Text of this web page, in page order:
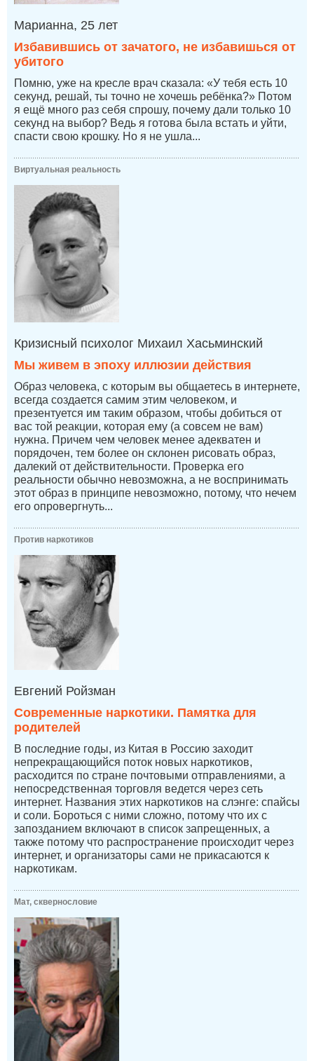
Марианна, 25 лет
Избавившись от зачатого, не избавишься от
убитого
Помню, уже на кресле врач сказала: «У тебя есть 10
секунд, решай, ты точно не хочешь ребёнка?» Потом
я ещё много раз себя спрошу, почему дали только 10
секунд на выбор? Ведь я готова была встать и уйти,
спасти свою крошку. Но я не ушла...
Виртуальная реальность
Кризисный психолог Михаил Хасьминский
Мы живем в эпоху иллюзии действия
Образ человека, с которым вы общаетесь в интернете,
всегда создается самим этим человеком, и
презентуется им таким образом, чтобы добиться от
вас той реакции, которая ему (а совсем не вам)
нужна. Причем чем человек менее адекватен и
порядочен, тем более он склонен рисовать образ,
далекий от действительности. Проверка его
реальности обычно невозможна, а не воспринимать
этот образ в принципе невозможно, потому, что нечем
его опровергнуть...
Против наркотиков
Евгений Ройзман
Современные наркотики. Памятка для
родителей
В последние годы, из Китая в Россию заходит
непрекращающийся поток новых наркотиков,
расходится по стране почтовыми отправлениями, а
непосредственная торговля ведется через сеть
интернет. Названия этих наркотиков на слэнге: спайсы
и соли. Бороться с ними сложно, потому что их с
запозданием включают в список запрещенных, а
также потому что распространение происходит через
интернет, и организаторы сами не прикасаются к
наркотикам.
Мат, сквернословие